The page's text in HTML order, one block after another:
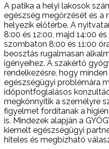
A patika a helyi lakosok
egészség megőrzését és
helyezik előtérbe. A
8:00 és 12:00, majd 14:00
szombaton 8:00 és 11:00
beosztás rugalmasan
igényeihez. A szakértő
rendelkezésre, hogy
egészségügyi problémára
időpontfoglalásos
megkönnyítik a személyre
figyelmet fordítanak a
is. Mindezek alapján a
kiemelt egészségügyi
hiteles és megbízható